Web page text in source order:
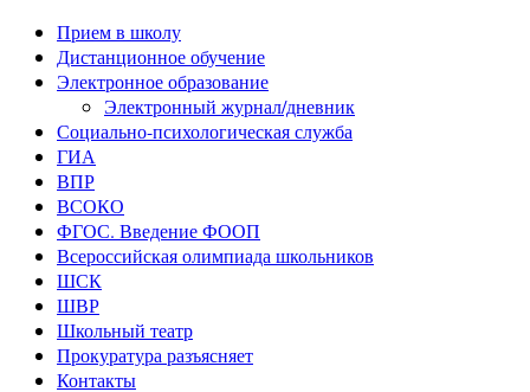
Прием в школу
Дистанционное обучение
Электронное образование
Электронный журнал/дневник
Социально-психологическая служба
ГИА
ВПР
ВСОКО
ФГОС. Введение ФООП
Всероссийская олимпиада школьников
ШСК
ШВР
Школьный театр
Прокуратура разъясняет
Контакты